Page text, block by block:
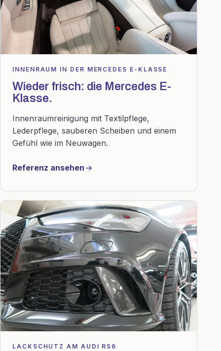
INNENRAUM IN DER MERCEDES E-KLASSE
Wieder frisch: die Mercedes E-
Klasse.
Innenraumreinigung mit Textilpflege,
Lederpflege, sauberen Scheiben und einem
Gefühl wie im Neuwagen.
Referenz ansehen
LACKSCHUTZ AM AUDI RS6